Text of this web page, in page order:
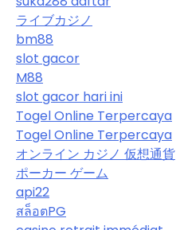
ライブカジノ
bm88
slot gacor
M88
slot gacor hari ini
Togel Online Terpercaya
Togel Online Terpercaya
オンライン カジノ 仮想通貨
ポーカー ゲーム
api22
สล็อตPG